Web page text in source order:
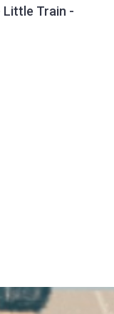
Little Train -